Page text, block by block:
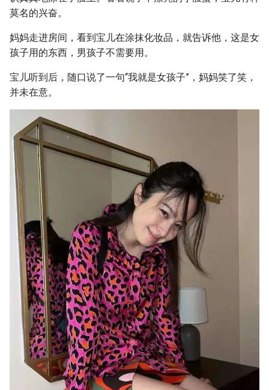
莫名的兴奋。
妈妈走进房间，看到宝儿在涂抹化妆品，就告诉他，这是女
孩子用的东西，男孩子不需要用。
宝儿听到后，随口说了一句“我就是女孩子”，妈妈笑了笑，
并未在意。